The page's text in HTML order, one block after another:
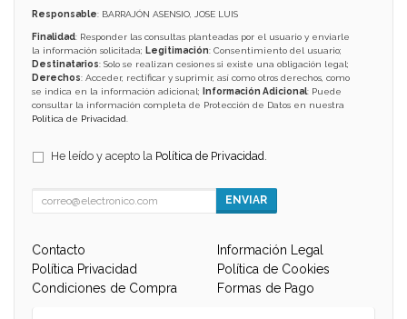
Responsable: BARRAJÓN ASENSIO, JOSE LUIS
Finalidad: Responder las consultas planteadas por el usuario y enviarle
la información solicitada; Legitimación: Consentimiento del usuario;
Destinatarios: Solo se realizan cesiones si existe una obligación legal;
Derechos: Acceder, rectificar y suprimir, así como otros derechos, como
se indica en la información adicional;
Información Adicional: Puede
consultar la información completa de Protección de Datos en nuestra
Política de Privacidad
He leído y acepto la Política de Privacidad
ENVIAR
Contacto
Información Legal
Política Privacidad
Política de Cookies
Condiciones de Compra
Formas de Pago